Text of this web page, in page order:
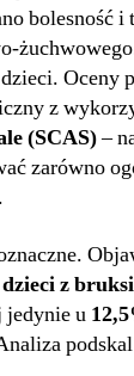
bolesność
Oceny
z
(SCAS)–
zarówno
z
jedynie u